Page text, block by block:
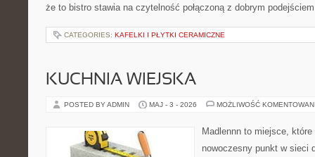
że to bistro stawia na czytelność połączoną z dobrym
CATEGORIES: KAFELKI I PŁYTKI CERAMICZNE
KUCHNIA WIEJSKA
POSTED BY ADMIN MAJ - 3 - 2026 MOŻLIWOŚĆ
Madlennn to miejsce,
nowoczesny punkt w sieci